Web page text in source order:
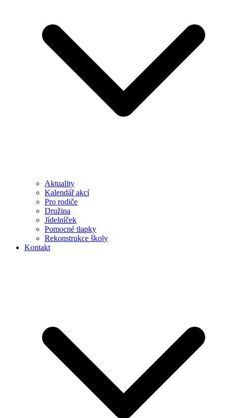
Aktuality
Kalendář akcí
Pro rodiče
Družina
Jídelníček
Pomocné tlapky
Rekonstrukce školy
Kontakt